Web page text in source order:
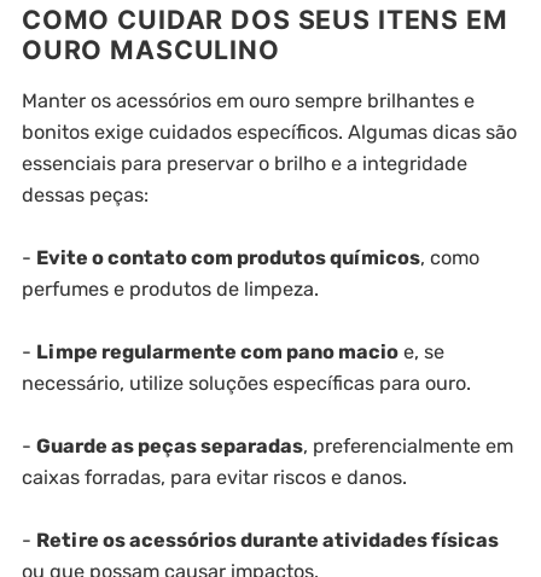
COMO CUIDAR DOS SEUS ITENS EM
OURO MASCULINO
Manter os acessórios em ouro sempre brilhantes e
bonitos exige cuidados específicos. Algumas dicas são
essenciais para preservar o brilho e a integridade
dessas peças:
- Evite o contato com produtos químicos, como
perfumes e produtos de limpeza.
- Limpe regularmente com pano macioe, se
necessário, utilize soluções específicas para ouro.
- Guarde as peças separadas, preferencialmente em
caixas forradas, para evitar riscos e danos.
- Retire os acessórios durante atividades físicas
ou que possam causar impactos.